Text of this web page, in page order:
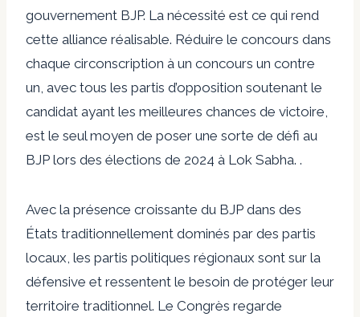
gouvernement BJP. La nécessité est ce qui rend
cette alliance réalisable. Réduire le concours dans
chaque circonscription à un concours un contre
un, avec tous les partis d’opposition soutenant le
candidat ayant les meilleures chances de victoire,
est le seul moyen de poser une sorte de défi au
BJP lors des élections de 2024 à Lok Sabha. .
Avec la présence croissante du BJP dans des
États traditionnellement dominés par des partis
locaux, les partis politiques régionaux sont sur la
défensive et ressentent le besoin de protéger leur
territoire traditionnel. Le Congrès regarde